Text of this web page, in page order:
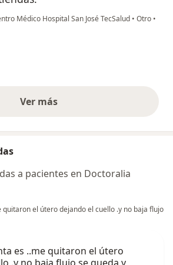
Médico Hospital San José TecSalud • Otro •
Ramirez
Ver másopiniones anteriores
a pacientes en Doctoralia
quitaron el útero dejando el cuello .y no baja flujo
es ..me quitaron el útero